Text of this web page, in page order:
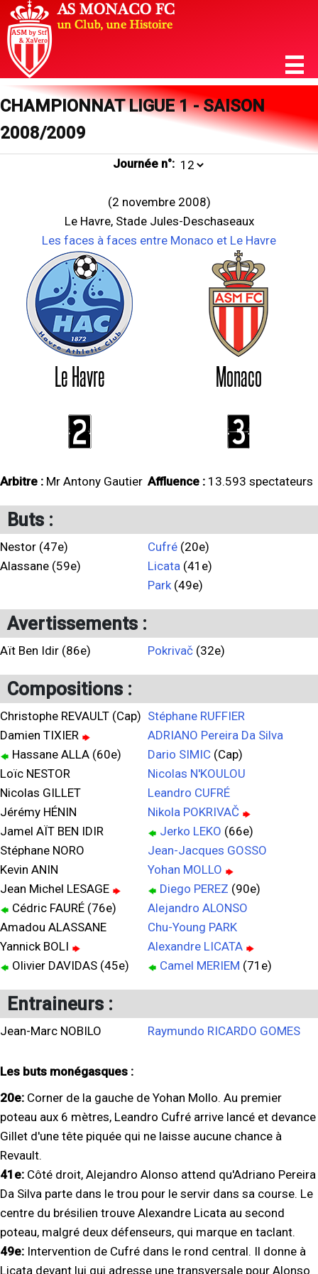
CHAMPIONNAT LIGUE 1 - SAISON
2008/2009
Journée n°:
(2 novembre 2008)
Le Havre, Stade Jules-Deschaseaux
Les faces à faces entre Monaco et Le Havre
Le Havre Monaco
2 3
Arbitre : Mr Antony Gautier Affluence : 13.593 spectateurs
Buts :
Nestor (47e)
Alassane (59e)
Cufré (20e)
Licata (41e)
Park(49e)
Avertissements :
Aït Ben Idir (86e) Pokrivač (32e)
Compositions :
Christophe REVAULT (Cap)
Damien TIXIER
Hassane ALLA (60e)
Loïc NESTOR
Nicolas GILLET
Jérémy HÉNIN
Jamel AÏT BEN IDIR
Stéphane NORO
Kevin ANIN
Jean Michel LESAGE
Cédric FAURÉ (76e)
Amadou ALASSANE
Yannick BOLI
Olivier DAVIDAS (45e)
Stéphane RUFFIER
ADRIANO Pereira Da Silva
Dario SIMIC (Cap)
Nicolas N'KOULOU
Leandro CUFRÉ
Nikola POKRIVAČ
Jerko LEKO (66e)
Jean-Jacques GOSSO
Yohan MOLLO
Diego PEREZ (90e)
Alejandro ALONSO
Chu-Young PARK
Alexandre LICATA
Camel MERIEM (71e)
Entraineurs :
Jean-Marc NOBILO Raymundo RICARDO GOMES
Les buts monégasques :
20e: Corner de la gauche de Yohan Mollo. Au premier
poteau aux 6 mètres, Leandro Cufré arrive lancé et devance
Gillet d'une tête piquée qui ne laisse aucune chance à
Revault.
41e: Côté droit, Alejandro Alonso attend qu'Adriano Pereira
Da Silva parte dans le trou pour le servir dans sa course. Le
centre du brésilien trouve Alexandre Licata au second
poteau, malgré deux défenseurs, qui marque en taclant.
49e: Intervention de Cufré dans le rond central. Il donne à
Licata devant lui qui adresse une transversale pour Alonso